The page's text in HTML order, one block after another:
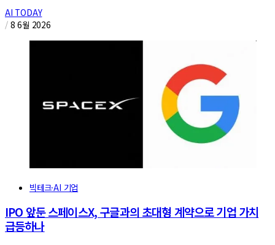
AI TODAY
/ 8 6월 2026
빅테크·AI 기업
IPO 앞둔 스페이스X, 구글과의 초대형 계약으로 기업 가치
급등하나